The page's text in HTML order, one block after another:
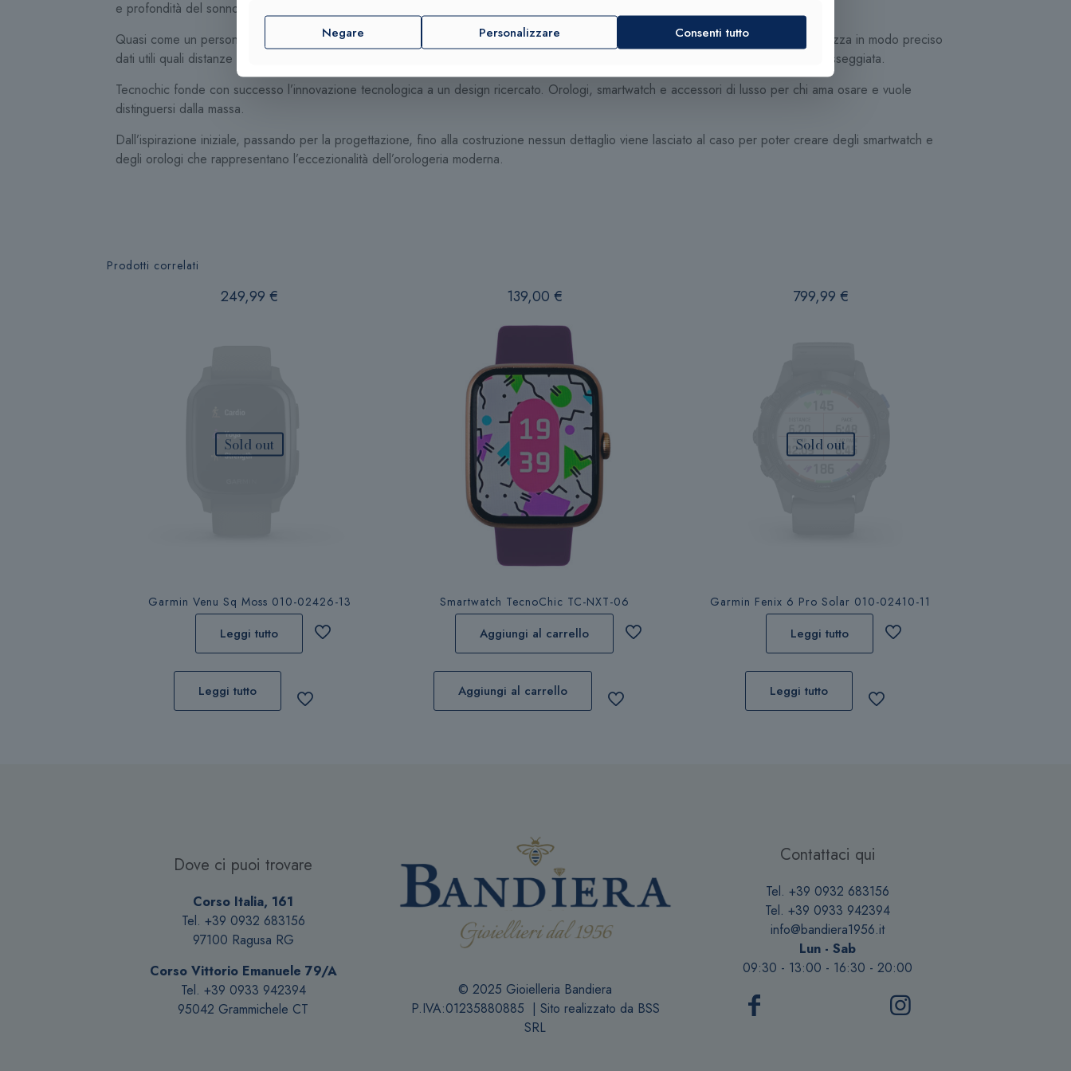
e profondità del sonno e qualità del riposo.
Quasi come un personal trainer per attività agonistiche o amatoriali, la tecnologia di
è perfetta per lo sport dal momento che analizza in modo preciso
dati utili quali distanze percorse e consumo calorico durante le performance: dal ciclismo, alla corsa, al climbing fino alla semplice passeggiata.
Tecnochic fonde con successo l’innovazione tecnologica a un design ricercato. Orologi, smartwatch e accessori di lusso per chi ama osare e vuole
distinguersi dalla massa.
Dall’ispirazione iniziale, passando per la progettazione, fino alla costruzione nessun dettaglio viene lasciato al caso per poter creare degli smartwatch e
degli orologi che rappresentano l’eccezionalità dell’orologeria moderna.
Prodotti correlati
249,99€
Sold out
Garmin Venu Sq Moss 010-02426-13
Leggi tutto
Leggi tutto
139,00€
Smartwatch TecnoChic TC-NXT-06
Aggiungi al carrello
Aggiungi al carrello
799,99 €
Sold out
Garmin Fenix 6 Pro Solar 010-02410-11
Leggi tutto
Leggi tutto
Dove ci puoi trovare
Corso Italia, 161
Tel. +39 0932 683156
97100 Ragusa RG
Corso Vittorio Emanuele 79/A
Tel. +39 0933 942394
95042 Grammichele CT
© 2025 Gioielleria Bandiera
P.IVA:01235880885 | Sito realizzato da BSS
SRL
Contattaci qui
Tel. +39 0932 683156
Tel. +39 0933 942394
info@bandiera1956.it
Lun - Sab
09:30 - 13:00 - 16:30 - 20:00
Negare Personalizzare Consenti tutto